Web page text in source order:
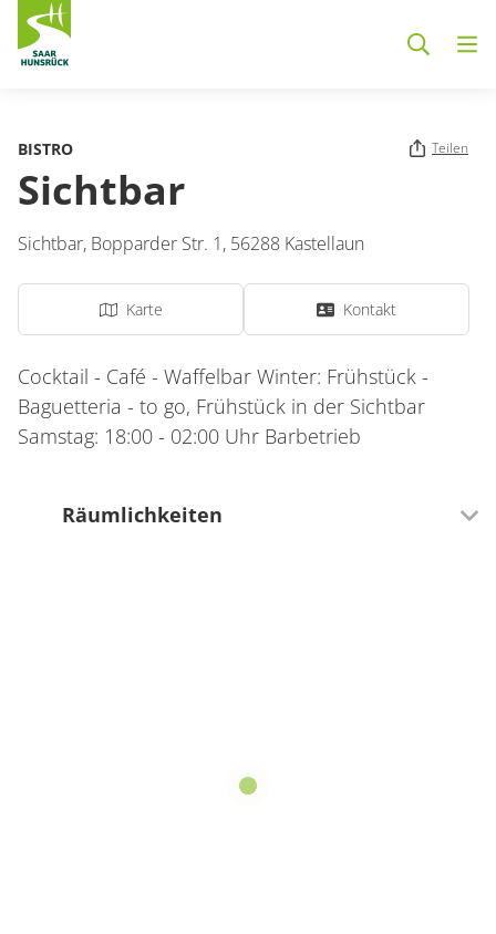
BISTRO Teilen
Sichtbar
Sichtbar, Bopparder Str. 1, 56288 Kastellaun
Karte Kontakt
Cocktail - Café - Waffelbar Winter: Frühstück -
Baguetteria - to go, Frühstück in der Sichtbar
Samstag: 18:00 - 02:00 Uhr Barbetrieb
Räumlichkeiten